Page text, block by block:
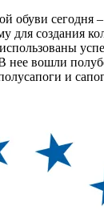
обуви сегодня
для создания
нее вошли
и